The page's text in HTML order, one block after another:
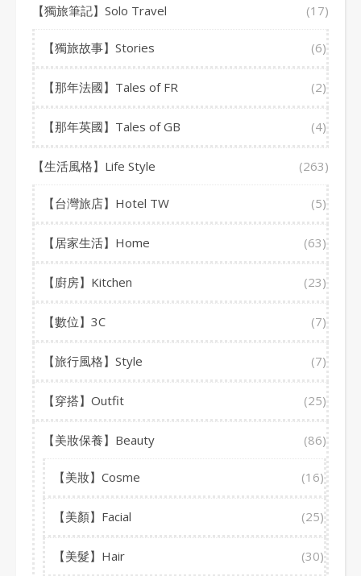
【獨旅筆記】Solo Travel (17)
【獨旅故事】Stories (6)
【那年法國】Tales of FR (2)
【那年英國】Tales of GB (4)
【生活風格】Life Style (263)
【台灣旅店】Hotel TW (5)
【居家生活】Home (63)
【廚房】Kitchen (23)
【數位】3C (7)
【旅行風格】Style (7)
【穿搭】Outfit (25)
【美妝保養】Beauty (86)
【美妝】Cosme (16)
【美顏】Facial (25)
【美髮】Hair (30)